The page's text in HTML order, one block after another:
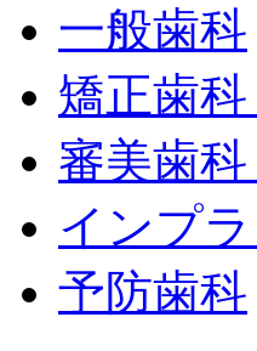
一般歯科
矯正歯
審美歯
インプラ
予防歯科